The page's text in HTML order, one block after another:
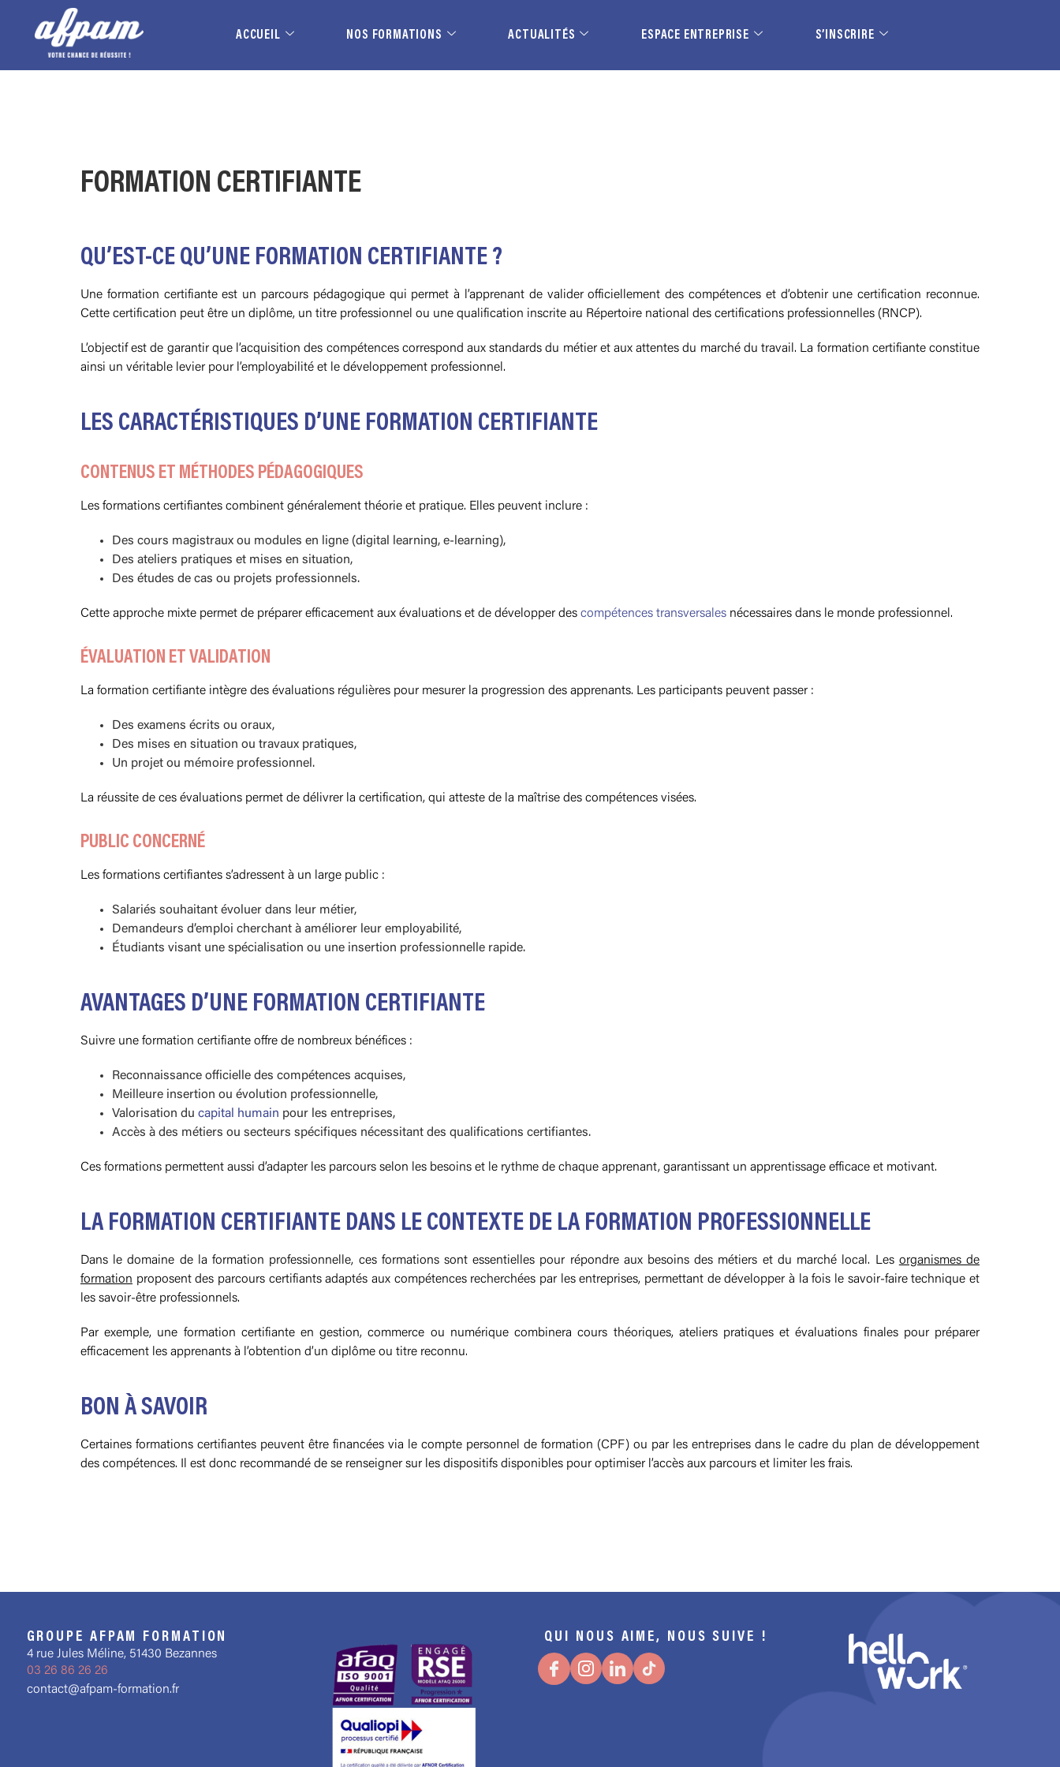
ACCUEIL NOS FORMATIONS ACTUALITÉS ESPACE ENTREPRISE S’INSCRIRE
FORMATION CERTIFIANTE
QU’EST-CE QU’UNE FORMATION CERTIFIANTE ?
Une formation certifiante est un parcours pédagogique qui permet à l’apprenant de valider officiellement des compétences et d’obtenir une certification reconnue.
Cette certification peut être un diplôme, un titre professionnel ou une qualification inscrite au Répertoire national des certifications professionnelles (RNCP).
L’objectif est de garantir que l’acquisition des compétences correspond aux standards du métier et aux attentes du marché du travail. La formation certifiante constitue
ainsi un véritable levier pour l’employabilité et le développement professionnel.
LES CARACTÉRISTIQUES D’UNE FORMATION CERTIFIANTE
CONTENUS ET MÉTHODES PÉDAGOGIQUES
Les formations certifiantes combinent généralement théorie et pratique. Elles peuvent inclure :
Des cours magistraux ou modules en ligne (digital learning, e-learning),
Des ateliers pratiques et mises en situation,
Des études de cas ou projets professionnels.
Cette approche mixte permet de préparer efficacement aux évaluations et de développer des compétences transversales nécessaires dans le monde professionnel.
ÉVALUATION ET VALIDATION
La formation certifiante intègre des évaluations régulières pour mesurer la progression des apprenants. Les participants peuvent passer :
Des examens écrits ou oraux,
Des mises en situation ou travaux pratiques,
Un projet ou mémoire professionnel.
La réussite de ces évaluations permet de délivrer la certification, qui atteste de la maîtrise des compétences visées.
PUBLIC CONCERNÉ
Les formations certifiantes s’adressent à un large public :
Salariés souhaitant évoluer dans leur métier,
Demandeurs d’emploi cherchant à améliorer leur employabilité,
Étudiants visant une spécialisation ou une insertion professionnelle rapide.
AVANTAGES D’UNE FORMATION CERTIFIANTE
Suivre une formation certifiante offre de nombreux bénéfices :
Reconnaissance officielle des compétences acquises,
Meilleure insertion ou évolution professionnelle,
Valorisation du capital humain pour les entreprises,
Accès à des métiers ou secteurs spécifiques nécessitant des qualifications certifiantes.
Ces formations permettent aussi d’adapter les parcours selon les besoins et le rythme de chaque apprenant, garantissant un apprentissage efficace et motivant.
LA FORMATION CERTIFIANTE DANS LE CONTEXTE DE LA FORMATION PROFESSIONNELLE
Dans le domaine de la formation professionnelle, ces formations sont essentielles pour répondre aux besoins des métiers et du marché local. Les organismes de
formation proposent des parcours certifiants adaptés aux compétences recherchées par les entreprises, permettant de développer à la fois le savoir-faire technique et
les savoir-être professionnels.
Par exemple, une formation certifiante en gestion, commerce ou numérique combinera cours théoriques, ateliers pratiques et évaluations finales pour préparer
efficacement les apprenants à l’obtention d’un diplôme ou titre reconnu.
BON À SAVOIR
Certaines formations certifiantes peuvent être financées via le compte personnel de formation (CPF) ou par les entreprises dans le cadre du plan de développement
des compétences. Il est donc recommandé de se renseigner sur les dispositifs disponibles pour optimiser l’accès aux parcours et limiter les frais.
GROUPE AFPAM FORMATION
4 rue Jules Méline, 51430 Bezannes
03 26 86 26 26
contact@afpam-formation.fr
QUI NOUS AIME, NOUS SUIVE !